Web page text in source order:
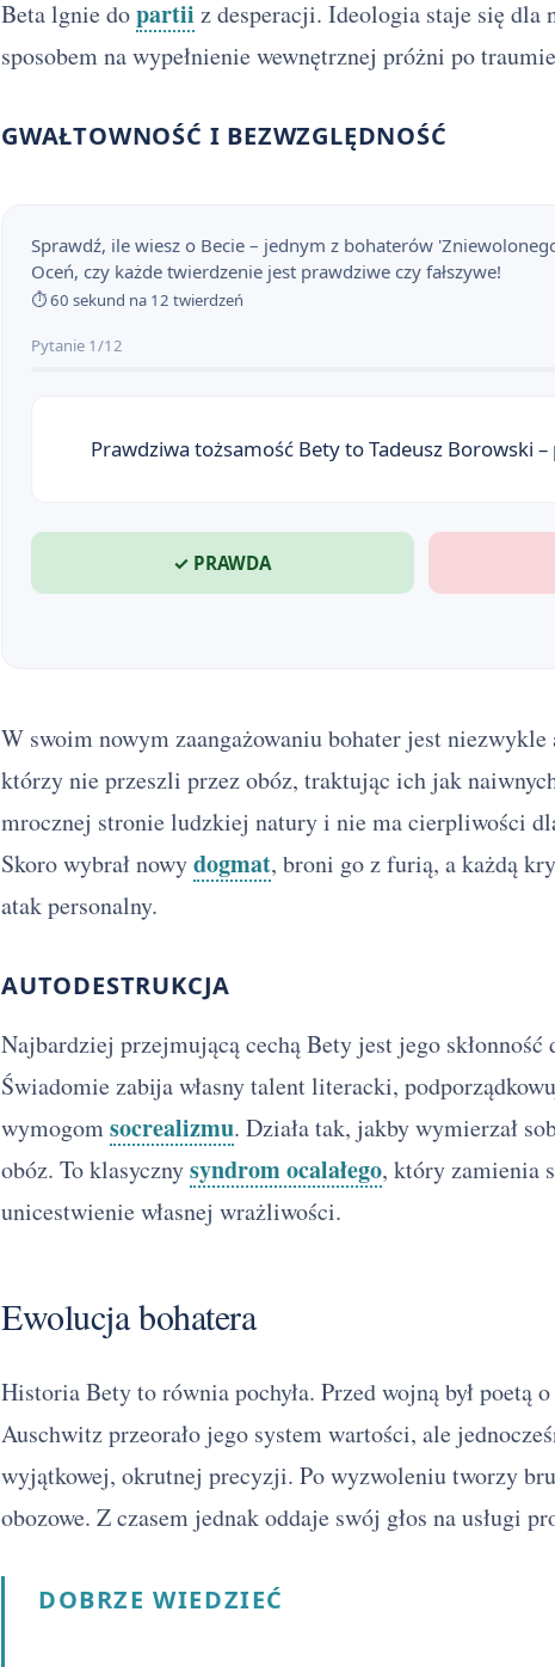
Beta lgnie dopartii z desperacji. Ideologia staje się dla
sposobem na wypełnienie wewnętrznej próżni po
GWAŁTOWNOŚĆ I BEZWZGLĘDNOŚĆ
Sprawdź, ile wiesz o Becie – jednym z bohaterów 'Zniewolonego
Oceń, czy każde twierdzenie jest prawdziwe czy fałszywe!
⏱ 60 sekund na 12 twierdzeń
Pytanie 1/12
Prawdziwa tożsamość Bety to Tadeusz Borowski
✓ PRAWDA
W swoim nowym zaangażowaniu bohater jest niezwykle agresywny. Atakuje literatów,
którzy nie przeszli przez obóz, traktując ich jak
mrocznej stronie ludzkiej natury i nie ma cierpliwości
Skoro wybrał nowydogmat, broni go z furią, a każdą
atak personalny.
AUTODESTRUKCJA
Najbardziej przejmującą cechą Bety jest jego skłonność
Świadomie zabija własny talent literacki,
wymogomsocrealizmu. Działa tak, jakby wymierzał
obóz. To klasycznysyndrom ocalałego, który zamienia
unicestwienie własnej wrażliwości.
Ewolucja bohatera
Historia Bety to równia pochyła. Przed wojną był poetą
Auschwitz przeorało jego system wartości, ale
wyjątkowej, okrutnej precyzji. Po wyzwoleniu tworzy
obozowe. Z czasem jednak oddaje swój głos na usługi
DOBRZE WIEDZIEĆ